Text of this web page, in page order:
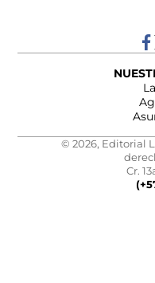
© 2026, Editorial
Cr.